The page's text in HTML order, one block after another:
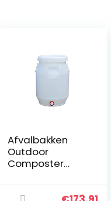
Afvalbakken
Outdoor
Composter